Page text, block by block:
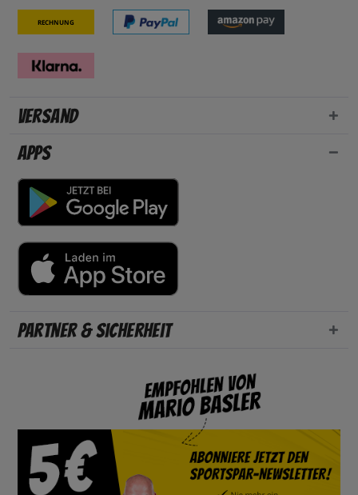
Rechnung
Versand
Apps
Partner & Sicherheit